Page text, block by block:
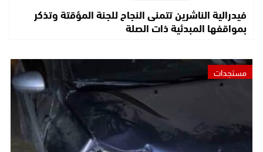
فيدرالية الناشرين تتمنى النجاح للجنة المؤقتة وتذكر
بمواقفها المبدئية ذات الصلة
مستجدات